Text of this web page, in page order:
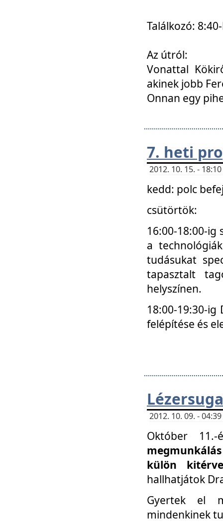
Találkozó:
Az útról:
Vonattal
akinek jobb
Onnan egy
7. heti
2012. 10. 15. -
kedd: polc
csütörtök:
16:00-18:00-
a
tudásukat
tapasztalt
helyszínen.
18:00-19:30-
felépítése és
2012. 10. 09. -
Október
külön
hallhatjátok
Gyertek el
mindenkinek